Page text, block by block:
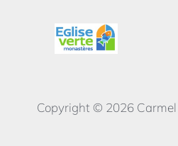
Copyright © 2026 Carmel